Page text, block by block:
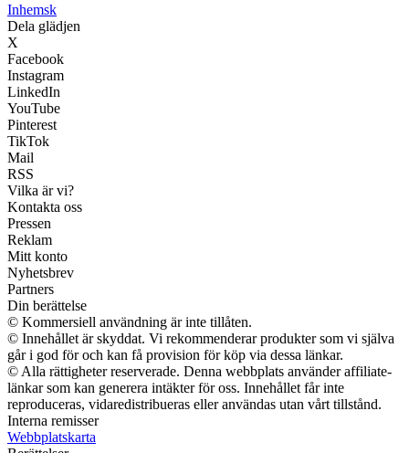
Inhemsk
Dela glädjen
X
Facebook
Instagram
LinkedIn
YouTube
Pinterest
TikTok
Mail
RSS
Vilka är vi?
Kontakta oss
Pressen
Reklam
Mitt konto
Nyhetsbrev
Partners
Din berättelse
© Kommersiell användning är inte tillåten.
© Innehållet är skyddat. Vi rekommenderar produkter som vi själva
går i god för och kan få provision för köp via dessa länkar.
© Alla rättigheter reserverade. Denna webbplats använder affiliate-
länkar som kan generera intäkter för oss. Innehållet får inte
reproduceras, vidaredistribueras eller användas utan vårt tillstånd.
Interna remisser
Webbplatskarta